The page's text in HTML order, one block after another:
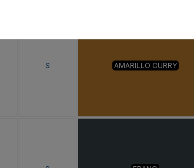
S AMARILLO CURRY